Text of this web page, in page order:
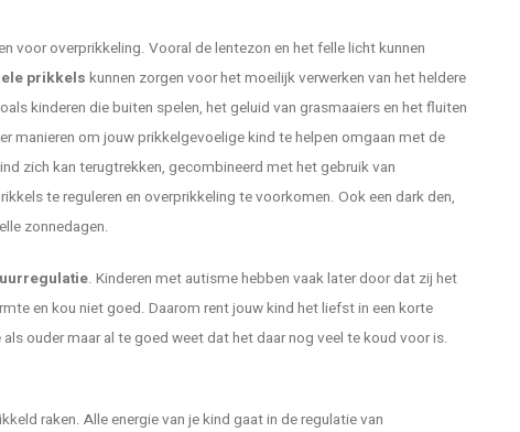
voor overprikkeling. Vooral de lentezon en het felle licht kunnen
prikkels kunnen zorgen voor het moeilijk verwerken van het heldere
kinderen die buiten spelen, het geluid van grasmaaiers en het fluiten
manieren om jouw prikkelgevoelige kind te helpen omgaan met de
zich kan terugtrekken, gecombineerd met het gebruik van
te reguleren en overprikkeling te voorkomen. Ook een dark den,
zonnedagen.
. Kinderen met autisme hebben vaak later door dat zij het
en kou niet goed. Daarom rent jouw kind het liefst in een korte
ouder maar al te goed weet dat het daar nog veel te koud voor is.
raken. Alle energie van je kind gaat in de regulatie van